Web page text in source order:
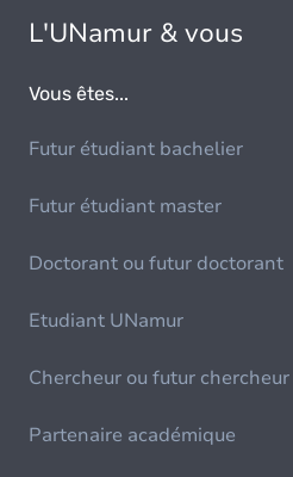
L'UNamur & vous
Vous êtes...
Futur étudiant bachelier
Futur étudiant master
Doctorant ou futur doctorant
Etudiant UNamur
Chercheur ou futur chercheur
Partenaire académique